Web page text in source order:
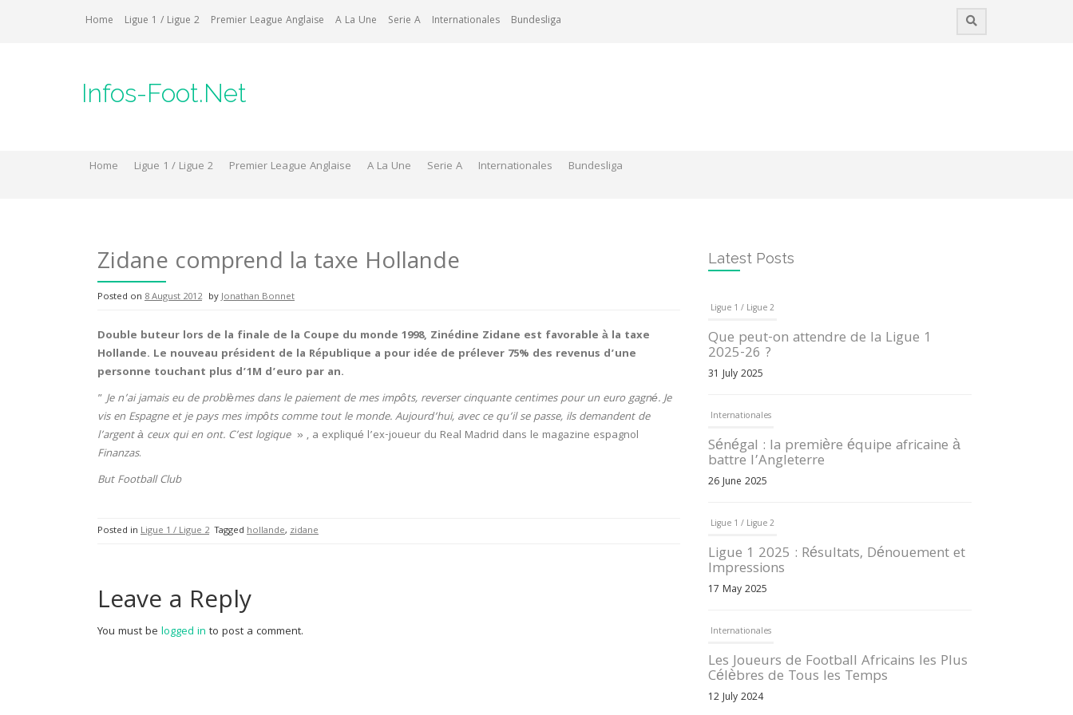
Home Ligue 1 / Ligue 2 Premier League Anglaise A La Une Serie A Internationales Bundesliga
Infos-Foot.Net
Home Ligue 1 / Ligue 2 Premier League Anglaise A La Une Serie A Internationales Bundesliga
Zidane comprend la taxe Hollande
Posted on 8 August 2012 byJonathan Bonnet
Double buteur lors de la finale de la Coupe du monde 1998, Zinédine Zidane est favorable à la taxe
Hollande. Le nouveau président de la République a pour idée de prélever 75% des revenus d’une
personne touchant plus d’1M d’euro par an.
”Je n’ai jamais eu de problèmes dans le paiement de mes impôts, reverser cinquante centimes pour un euro gagné. Je
vis en Espagne et je pays mes impôts comme tout le monde. Aujourd’hui, avec ce qu’il se passe, ils demandent de
l’argent à ceux qui en ont. C’est logique » , a expliqué l’ex-joueur du Real Madrid dans le magazine espagnol
Finanzas.
But Football Club
Posted in Ligue 1 / Ligue 2 Tagged hollande, zidane
Leave a Reply
You must be logged in to post a comment.
Latest Posts
Ligue 1 / Ligue 2
Que peut-on attendre de la Ligue 1
2025-26 ?
31 July 2025
Internationales
Sénégal : la première équipe africaine à
battre l’Angleterre
26 June 2025
Ligue 1 / Ligue 2
Ligue 1 2025 : Résultats, Dénouement et
Impressions
17 May 2025
Internationales
Les Joueurs de Football Africains les Plus
Célèbres de Tous les Temps
12 July 2024